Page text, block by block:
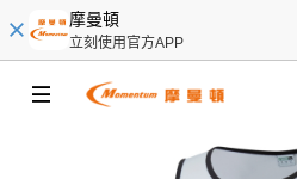
摩曼頓
立刻使用官方APP